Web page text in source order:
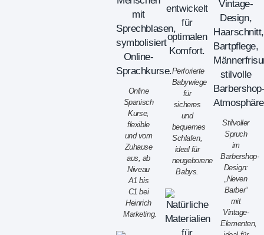
Online
Spanisch
Kurse,
flexible
und vom
Zuhause
aus, ab
Niveau
A1 bis
C1 bei
Heinrich
Marketing.
Perforierte
Babywiege
für
sicheres
und
bequemes
Schlafen,
ideal für
neugeborene
Babys.
Stilvoller
Spruch
im
Barbershop-
Design:
„Neven
Barber“
mit
Vintage-
Elementen,